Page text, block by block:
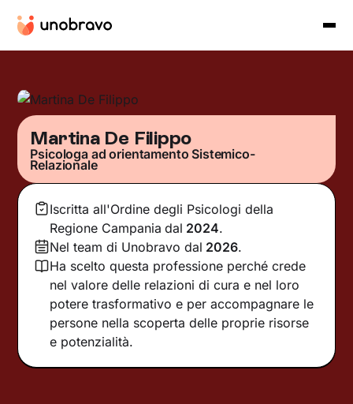
Martina De Filippo
Psicologa ad orientamento Sistemico-
Relazionale
Iscritta all'Ordine degli Psicologi della
Regione Campania dal 2024.
Nel team di Unobravo dal 2026.
Ha scelto questa professione perché crede
nel valore delle relazioni di cura e nel loro
potere trasformativo e per accompagnare le
persone nella scoperta delle proprie risorse
e potenzialità.